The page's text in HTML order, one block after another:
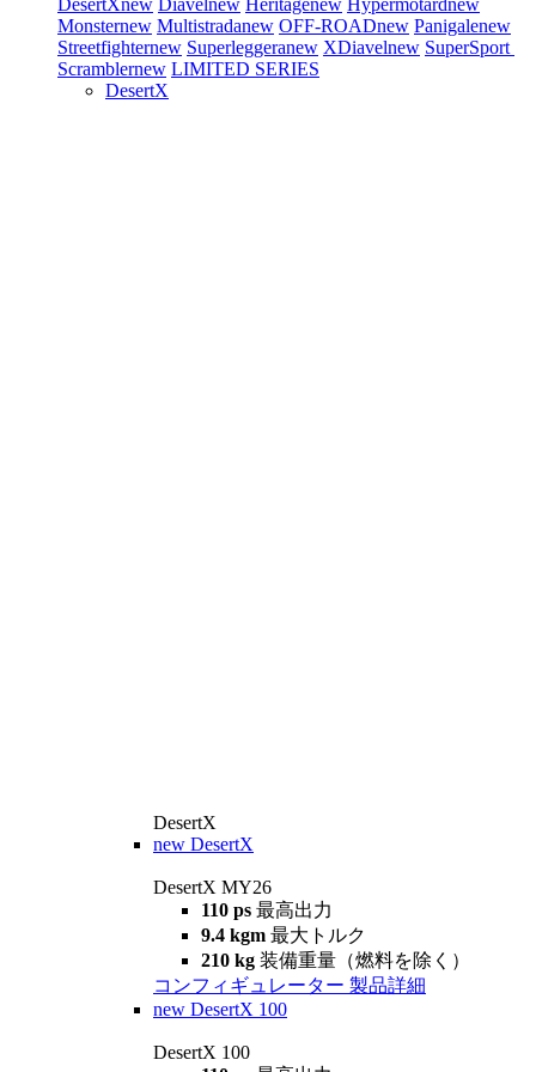
DesertXnew Diavelnew Heritagenew Hypermotardnew
Monsternew Multistradanew OFF-ROADnew Panigalenew
Streetfighternew Superleggeranew XDiavelnew SuperSport
Scramblernew LIMITED SERIES
DesertX
DesertX
new DesertX
DesertX MY26
110 ps 最高出力
9.4 kgm 最大トルク
210 kg 装備重量（燃料を除く）
コンフィギュレーター 製品詳細
new DesertX 100
DesertX 100